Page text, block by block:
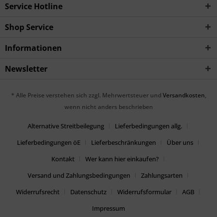
Service Hotline
Shop Service
Informationen
Newsletter
* Alle Preise verstehen sich zzgl. Mehrwertsteuer und Versandkosten,
wenn nicht anders beschrieben
Alternative Streitbeilegung
Lieferbedingungen allg.
Lieferbedingungen öE
Lieferbeschränkungen
Über uns
Kontakt
Wer kann hier einkaufen?
Versand und Zahlungsbedingungen
Zahlungsarten
Widerrufsrecht
Datenschutz Widerrufsformular
AGB
Impressum